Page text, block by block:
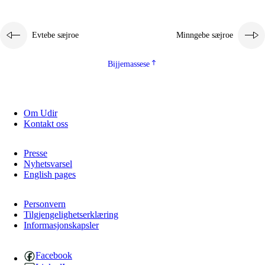
Evtebe sæjroe Minngebe sæjroe
Bijjemassese
Om Udir
Kontakt oss
Presse
Nyhetsvarsel
English pages
Personvern
Tilgjengelighetserklæring
Informasjonskapsler
Facebook